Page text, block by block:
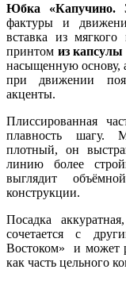
Юбка «Капучино.
фактуры и
вставка из
принтом из
насыщенную основу,
при движении
акценты.
Плиссированная
плавность шагу.
плотный, он
линию более
выглядит
конструкции.
Посадка
сочетается с
Востоком» и может
как часть цельного